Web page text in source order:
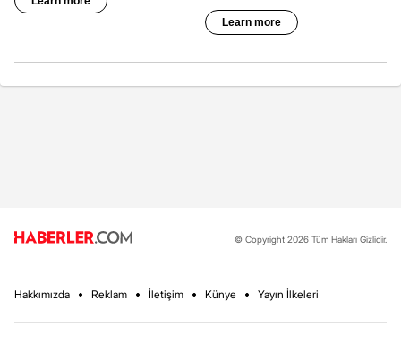
© Copyright 2026 Tüm Hakları Gizlidir.
Hakkımızda Reklam İletişim Künye Yayın İlkeleri